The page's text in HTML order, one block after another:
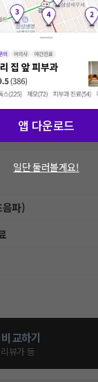
비용 등으로 실제 가격과
직접 문의해주세요.
보험심사평가원에 고지되
합적인 비용이 추가되어
니다.)
포함
파)
교하기
뷰가 등
앱 다운로드
일단 둘러볼게요!